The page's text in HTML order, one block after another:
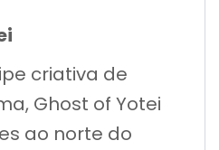
criativa de
Ghost of Yotei
ao norte do